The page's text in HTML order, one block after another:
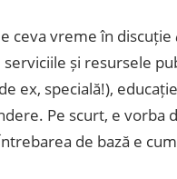
ceva vreme în discuție
și resursele
ex, specială!),
Pe scurt, e
de bază e